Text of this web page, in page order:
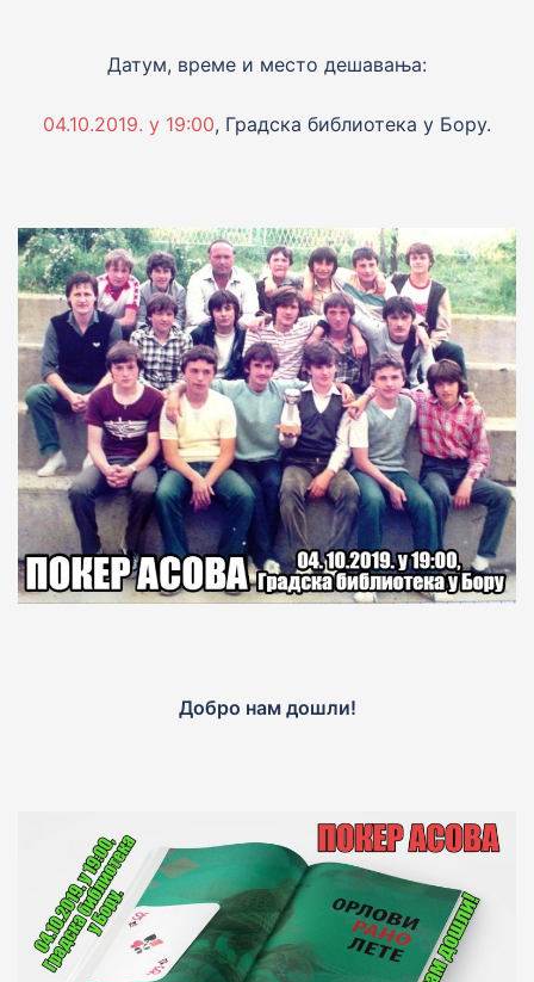
Датум, време и место дешавања:
04.10.2019. у 19:00, Градска библиотека у Бору.
Добро нам дошли!